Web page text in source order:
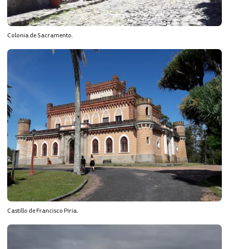
Colonia de Sacramento.
Castillo de Francisco Piria.